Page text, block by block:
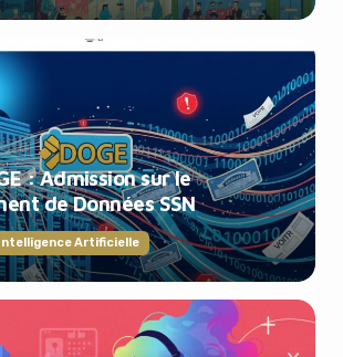
: Admission sur le
de Données SSN
Artificielle